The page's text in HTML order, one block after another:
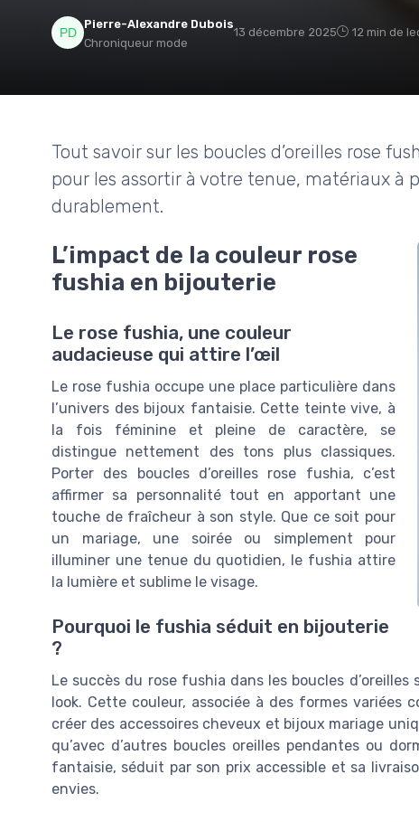
Pierre-Alexandre Dubois
Chroniqueur mode
13 décembre 2025 12 min de
Tout savoir sur les boucles d’oreilles rose
pour les assortir à votre tenue, matériaux à
durablement.
L’impact de la couleur rose
fushia en bijouterie
Le rose fushia, une couleur
audacieuse qui attire l’œil
Le rose fushia occupe une place particulière dans
l’univers des bijoux fantaisie. Cette teinte vive, à
la fois féminine et pleine de caractère, se
distingue nettement des tons plus classiques.
Porter des boucles d’oreilles rose fushia, c’est
affirmer sa personnalité tout en apportant une
touche de fraîcheur à son style. Que ce soit pour
un mariage, une soirée ou simplement pour
illuminer une tenue du quotidien, le fushia attire
la lumière et sublime le visage.
Pourquoi le fushia séduit en bijouterie
?
Le succès du rose fushia dans les boucles d’oreilles
look. Cette couleur, associée à des formes variées
créer des accessoires cheveux et bijoux mariage
qu’avec d’autres boucles oreilles pendantes ou
fantaisie, séduit par son prix accessible et sa
envies.